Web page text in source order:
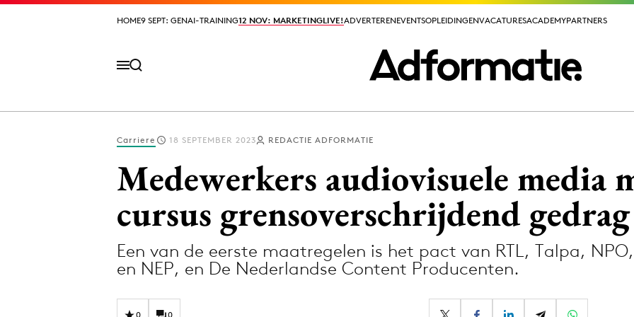
HOME9 SEPT: GENAI-TRAINING12 NOV: MARKETINGLIVE!ADVERTERENEVENTSOPLEIDINGENVACATURESACADEMYPARTNERS
HOME9 SEPT: GENAI-TRAINING12 NOV: MARKETINGLIVE!ADVERTERENEVENTSOPLEIDINGENVACATURESACADEMYPARTNERS
Design
Digital transformation
Media
Merkstrategie
PR
Carriere 18 SEPTEMBER 2023 REDACTIE ADFORMATIE
Medewerkers audiovisuele media
cursus grensoverschrijdend gedrag
Een van de eerste maatregelen is het pact van RTL, Talpa,
en NEP, en De Nederlandse Content Producenten.
0 0